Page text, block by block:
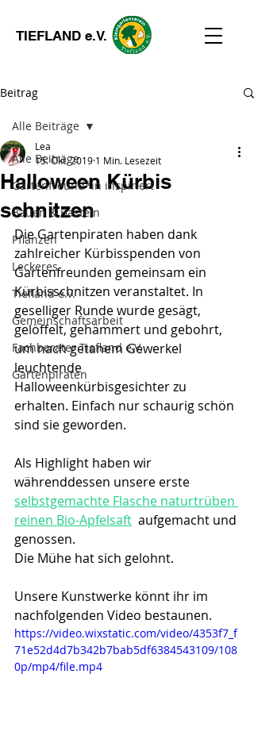
TIEFLAND e.V.
Beitrag
Alle Beiträge
Gartenfreund*in inspiriert
Bauen & Basteln
Pflanzen
Leckeres
Tiefland e.V.
Gemeinschaftsarbeit
Fachberater Tiefland e.V.
Gartenpiraten
Alle Beiträge
Halloween Kürbis
schnitzen
Lea
15. Okt. 2019 1 Min. Lesezeit
Die Gartenpiraten haben dank
zahlreicher Kürbisspenden von
Gartenfreunden gemeinsam ein
Kürbisschnitzen veranstaltet. In
geselliger Runde wurde gesägt,
gelöffelt, gehämmert und gebohrt,
um nach getanem Gewerkel
leuchtende
Halloweenkürbisgesichter zu
erhalten. Einfach nur schaurig schön
sind sie geworden.
Als Highlight haben wir
währenddessen unsere erste
selbstgemachte Flasche naturtrüben
reinen Bio-Apfelsaft
  aufgemacht und
genossen.
Die Mühe hat sich gelohnt.
Unsere Kunstwerke könnt ihr im
nachfolgenden Video bestaunen.
https://video.wixstatic.com/video/4353f7_f
71e52d4d7b342b7bab5df6384543109/108
0p/mp4/file.mp4